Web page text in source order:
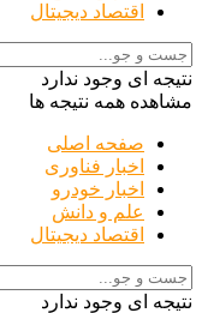
اقتصاد دیجیتال
نتیجه ای وجود ندارد
مشاهده همه نتیجه ها
صفحه اصلی
اخبار فناوری
اخبار خودرو
علم و دانش
اقتصاد دیجیتال
نتیجه ای وجود ندارد